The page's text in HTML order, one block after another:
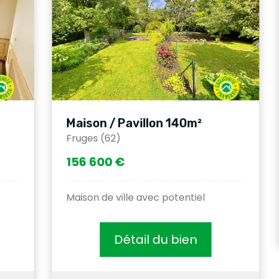
Maison / Pavillon 140m²
Fruges (62)
156 600 €
Maison de ville avec potentiel
Détail du bien